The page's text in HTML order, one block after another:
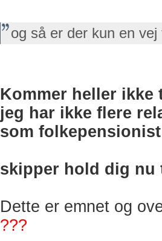
og så er der kun en
Kommer heller
jeg har ikke flere
som folkepensionist
skipper hold dig
Dette er emnet og
???